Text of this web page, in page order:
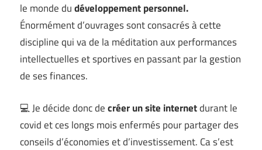
le monde dudéveloppement personnel.
Énormément d’ouvrages sont consacrés à cette
discipline qui va de la méditation aux performances
intellectuelles et sportives en passant par la gestion
de ses finances.
💻 Je décide donc decréer un site internetdurant le
covid et ces longs mois enfermés pour partager des
conseils d’économies et d’investissement. Ca s’est